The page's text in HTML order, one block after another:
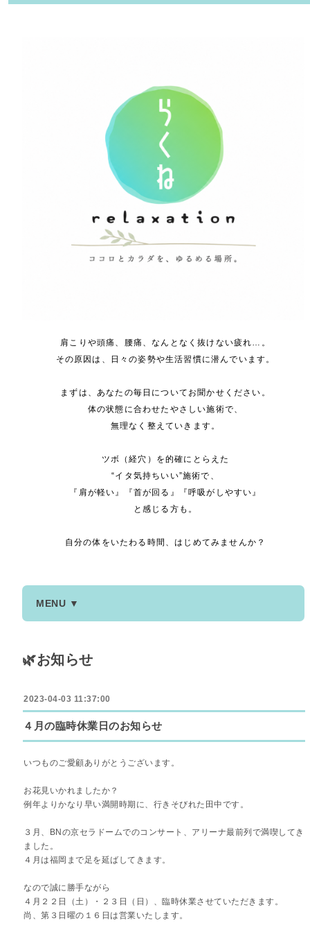
肩こりや頭痛、腰痛、なんとなく抜けない疲れ…。
その原因は、日々の姿勢や生活習慣に潜んでいます。
まずは、あなたの毎日についてお聞かせください。
体の状態に合わせたやさしい施術で、
無理なく整えていきます。
ツボ（経穴）を的確にとらえた
“イタ気持ちいい”施術で、
『肩が軽い』『首が回る』『呼吸がしやすい』
と感じる方も。
自分の体をいたわる時間、はじめてみませんか？
MENU ▼
🌿お知らせ
2023-04-03 11:37:00
４月の臨時休業日のお知らせ
いつものご愛顧ありがとうございます。
お花見いかれましたか？
例年よりかなり早い満開時期に、行きそびれた田中です。
３月、BNの京セラドームでのコンサート、アリーナ最前列で満喫してき
ました。
４月は福岡まで足を延ばしてきます。
なので誠に勝手ながら
４月２２日（土）・２３日（日）、臨時休業させていただきます。
尚、第３日曜の１６日は営業いたします。